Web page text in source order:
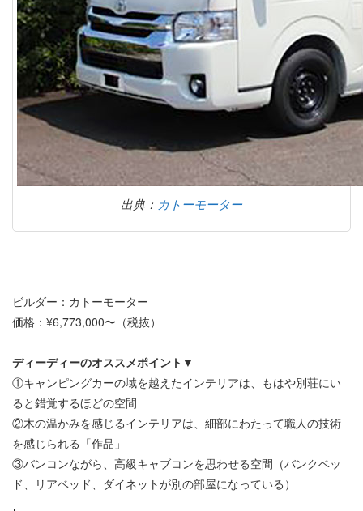
出典： カトーモーター
ビルダー：カトーモーター
価格：¥6,773,000〜（税抜）
ディーディーのオススメポイント▼
①キャンピングカーの域を越えたインテリアは、もはや別荘にい
ると錯覚するほどの空間
②木の温かみを感じるインテリアは、細部にわたって職人の技術
を感じられる「作品」
③バンコンながら、高級キャブコンを思わせる空間（バンクベッ
ド、リアベッド、ダイネットが別の部屋になっている）